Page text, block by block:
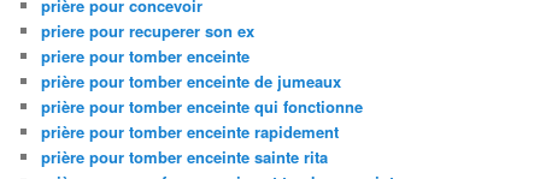
prière pour concevoir
priere pour recuperer son ex
priere pour tomber enceinte
prière pour tomber enceinte de jumeaux
prière pour tomber enceinte qui fonctionne
prière pour tomber enceinte rapidement
prière pour tomber enceinte sainte rita